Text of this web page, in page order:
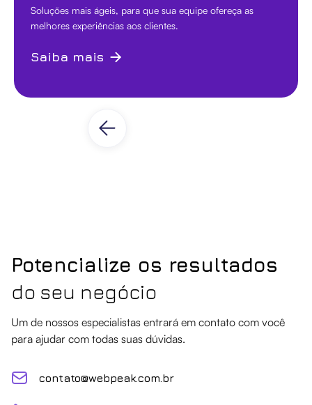
Soluções mais ágeis, para que sua equipe ofereça as
melhores experiências aos clientes.
Saiba mais
Potencialize os resultados
do seu negócio
Um de nossos especialistas entrará em contato com você
para ajudar com todas suas dúvidas.
contato@webpeak.com.br